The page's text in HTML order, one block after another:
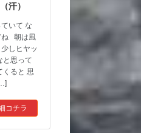
汗）
いて な
ね 朝は風
しヒヤッ
と思って
くると 思
コチラ